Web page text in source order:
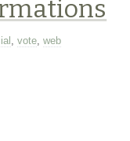
,vote,web